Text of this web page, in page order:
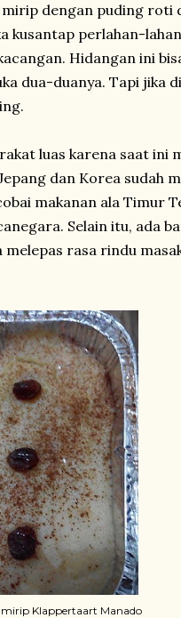
dengan puding roti
kusantap perlahan-
Hidangan ini
dua-duanya. Tapi jika
luas karena saat ini
dan Korea sudah
makanan ala Timur
Selain itu, ada
rasa rindu
Klappertaart Manado